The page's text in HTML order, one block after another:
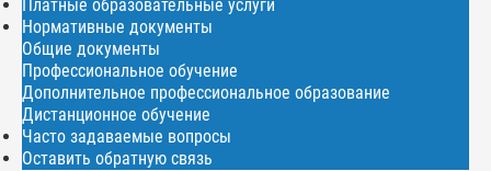
Платные образовательные услуги
Нормативные документы
Общие документы
Профессиональное обучение
Дополнительное профессиональное образование
Дистанционное обучение
Часто задаваемые вопросы
Оставить обратную связь